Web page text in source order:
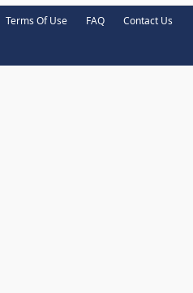
Terms Of Use FAQ Contact Us